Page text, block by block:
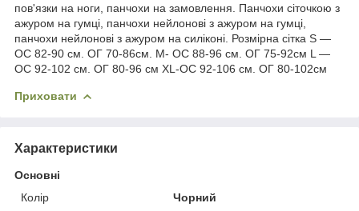
пов'язки на ноги, панчохи на замовлення. Панчохи сіточкою з
ажуром на гумці, панчохи нейлонові з ажуром на гумці,
панчохи нейлонові з ажуром на силіконі. Розмірна сітка S —
ОС 82-90 см. ОГ 70-86см. M- ОС 88-96 см. ОГ 75-92см L —
ОС 92-102 см. ОГ 80-96 см XL-ОС 92-106 см. ОГ 80-102см
Приховати
Характеристики
Основні
Колір
Чорний